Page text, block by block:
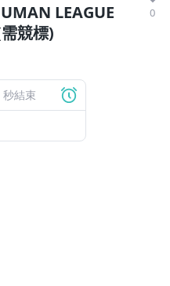
LEAGUE
競標)
0
秒結束